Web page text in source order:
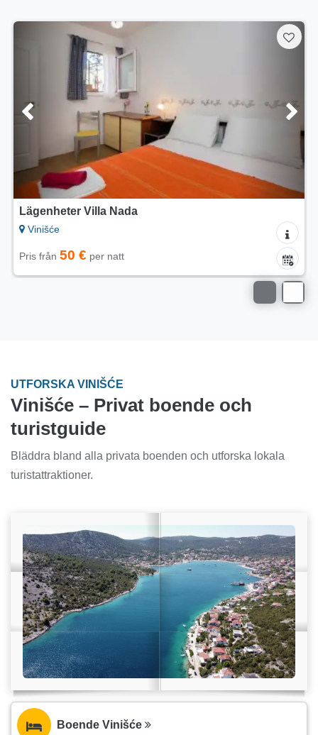
5/5
Lägenheter Maria
Vinišće
Pris från 110 €per natt
UTFORSKA VINIŠĆE
Vinišće – Privat boende och
turistguide
Bläddra bland alla privata boenden och utforska lokala
turistattraktioner.
Boende Vinišće